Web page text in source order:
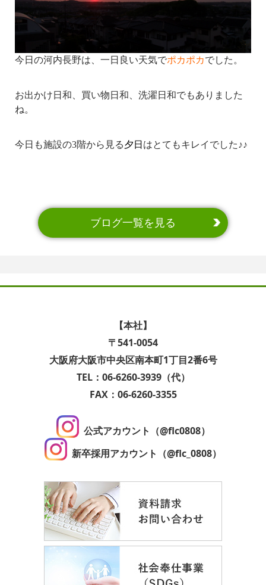
今日の河内長野は、一日良い天気でポカポカでした。
お出かけ日和、買い物日和、洗濯日和でもありました
ね。
今日も施設の3階から見る夕日 はとてもキレイでした♪♪
ブログ一覧を見る
【本社】
〒541-0054
大阪府大阪市中央区南本町1丁目2番6号
TEL：06-6260-3939（代）
FAX：06-6260-3355
公式アカウント（@flc0808）
新卒採用アカウント（@flc_0808）